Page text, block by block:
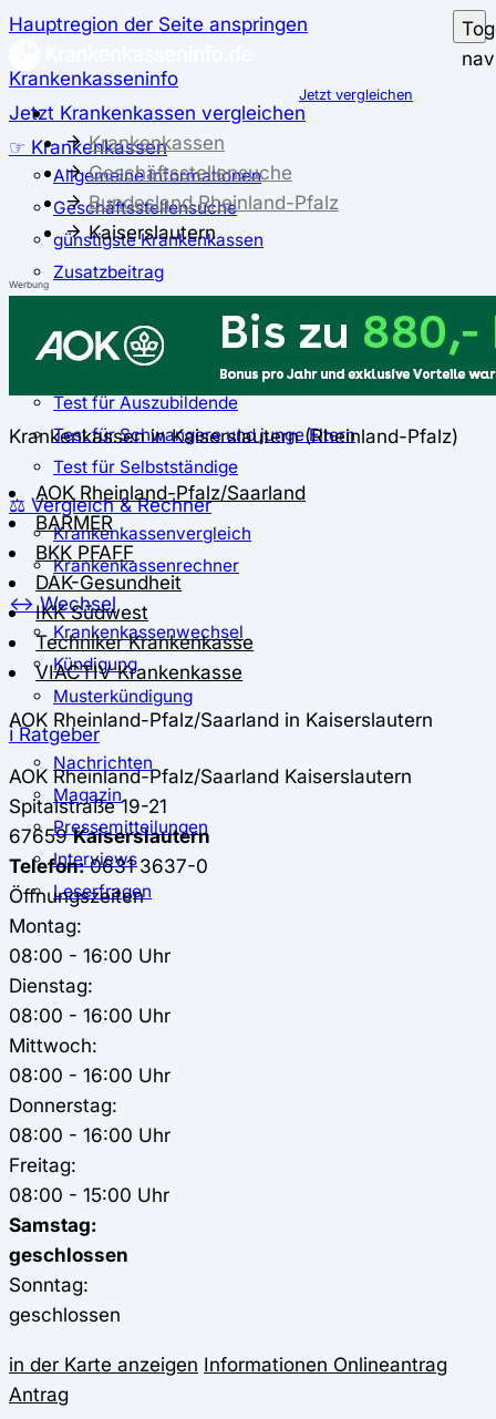
Hauptregion der Seite anspringen
Krankenkasseninfo
Jetzt Krankenkassen vergleichen
☞ Krankenkassen
Allgemeine Informationen
Geschäftsstellensuche
günstigste Krankenkassen
Zusatzbeitrag
Der große Krankenkassentest
Test für Studierende
Test für Auszubildende
Test für Schwangere und junge Eltern
Test für Selbstständige
⚖️ Vergleich & Rechner
Krankenkassenvergleich
Krankenkassenrechner
↔ Wechsel
Krankenkassenwechsel
Kündigung
Musterkündigung
ℹ Ratgeber
Nachrichten
Magazin
Pressemitteilungen
Interviews
Leserfragen
Jetzt vergleichen
Krankenkassen
Geschäftsstellensuche
Bundesland Rheinland-Pfalz
Kaiserslautern
Werbung
Krankenkassen in Kaiserslautern (Rheinland-Pfalz)
AOK Rheinland-Pfalz/Saarland
BARMER
BKK PFAFF
DAK-Gesundheit
IKK Südwest
Techniker Krankenkasse
VIACTIV Krankenkasse
AOK Rheinland-Pfalz/Saarland in Kaiserslautern
AOK Rheinland-Pfalz/Saarland Kaiserslautern
Spitalstraße 19-21
67659Kaiserslautern
Telefon:0631 3637-0
Öffnungszeiten
Montag:
08:00 - 16:00 Uhr
Dienstag:
08:00 - 16:00 Uhr
Mittwoch:
08:00 - 16:00 Uhr
Donnerstag:
08:00 - 16:00 Uhr
Freitag:
08:00 - 15:00 Uhr
Samstag:
geschlossen
Sonntag:
geschlossen
in der Karte anzeigen Informationen Onlineantrag
Antrag